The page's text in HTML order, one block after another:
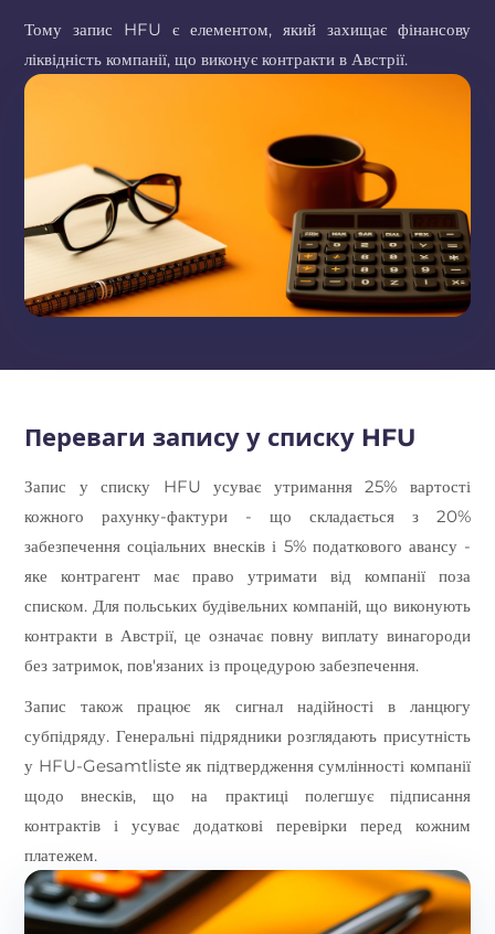
Тому запис HFU є елементом, який захищає фінансову
ліквідність компанії, що виконує контракти в Австрії.
Переваги запису у списку HFU
Запис у списку HFU усуває утримання 25% вартості
кожного рахунку-фактури - що складається з 20%
забезпечення соціальних внесків і 5% податкового авансу -
яке контрагент має право утримати від компанії поза
списком. Для польських будівельних компаній, що виконують
контракти в Австрії, це означає повну виплату винагороди
без затримок, пов'язаних із процедурою забезпечення.
Запис також працює як сигнал надійності в ланцюгу
субпідряду. Генеральні підрядники розглядають присутність
у HFU-Gesamtliste як підтвердження сумлінності компанії
щодо внесків, що на практиці полегшує підписання
контрактів і усуває додаткові перевірки перед кожним
платежем.